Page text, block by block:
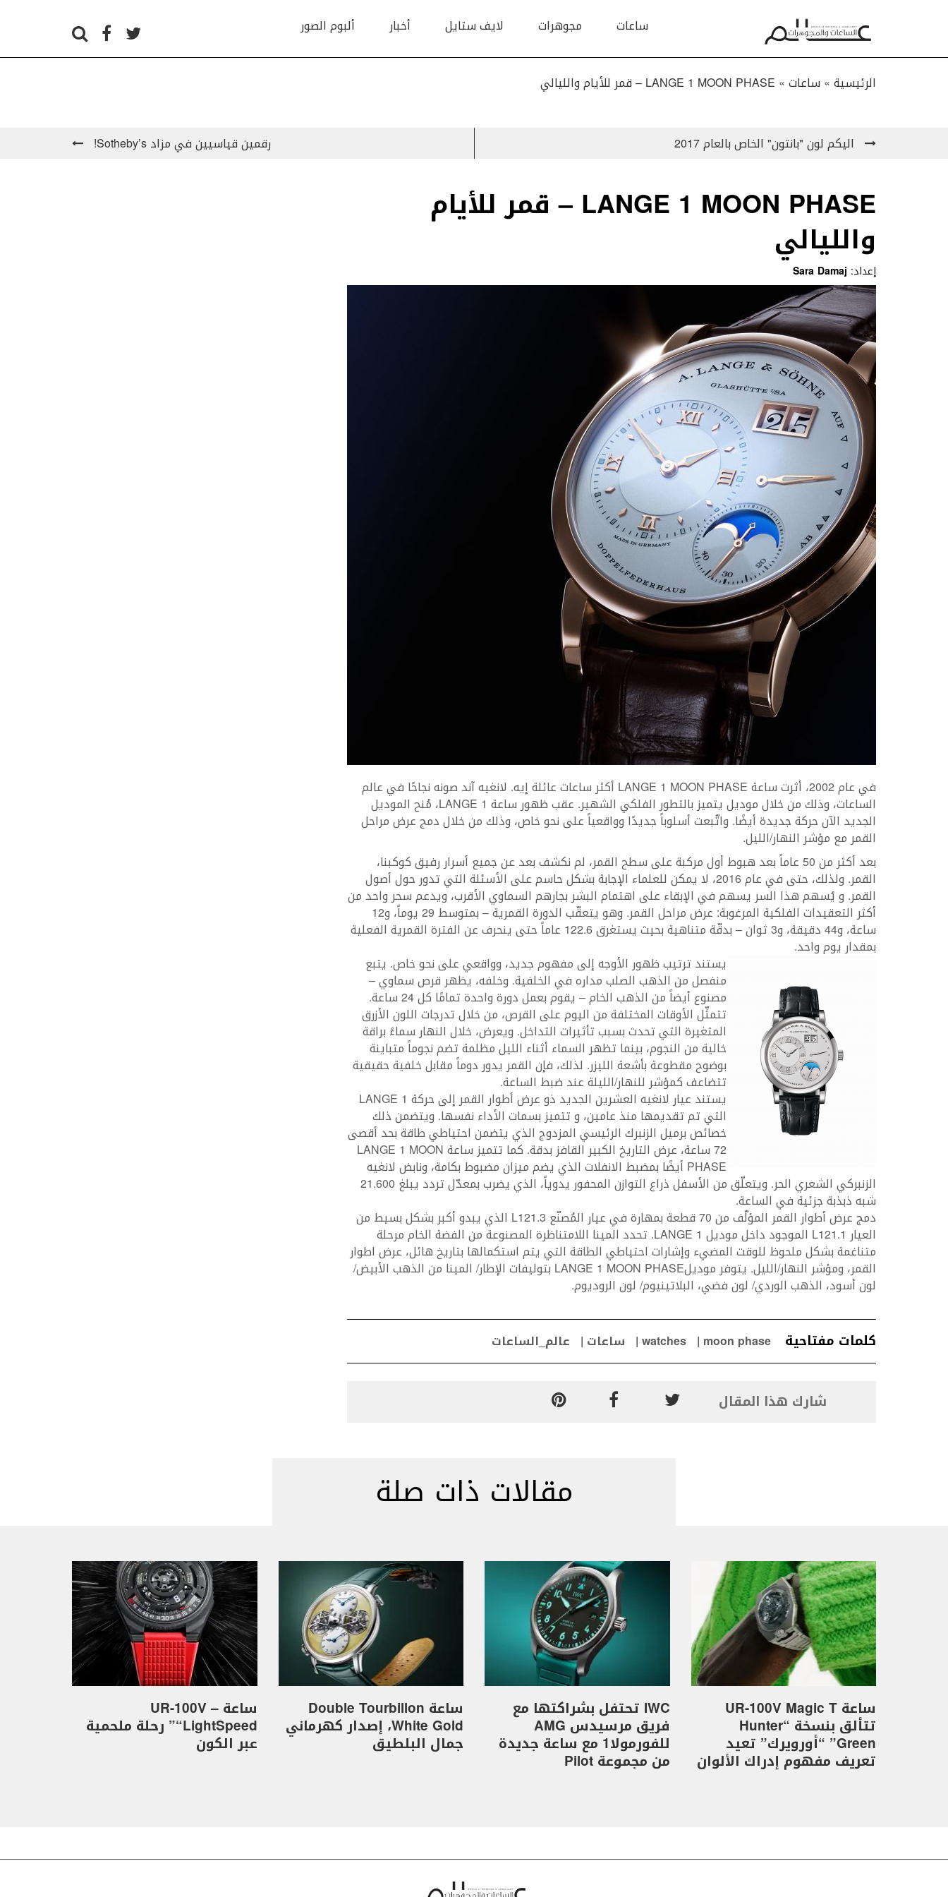
ساعات مجوهرات لايف ستايل أخبار ألبوم الصور
الرئيسية » ساعات» LANGE 1 MOON PHASE – قمر للأيام والليالي
اليكم لون "بانتون" الخاص بالعام 2017 رقمين قياسيين في مزاد Sotheby’s!
LANGE 1 MOON PHASE – قمر للأيام
والليالي
إعداد: Sara Damaj
في عام 2002، أثرت ساعة LANGE 1 MOON PHASE أكثر ساعات عائلة إيه. لانغيه آند صونه نجاحًا في عالم
الساعات، وذلك من خلال موديل يتميز بالتطور الفلكي الشهير. عقب ظهور ساعة LANGE 1، مُنح الموديل
الجديد الآن حركة جديدة أيضًا. واتّبعت أسلوباً جديدًا وواقعياً على نحو خاص، وذلك من خلال دمج عرض مراحل
القمر مع مؤشر النهار/الليل.
بعد أكثر من 50 عاماً بعد هبوط أول مركبة على سطح القمر، لم نكشف بعد عن جميع أسرار رفيق كوكبنا،
القمر. ولذلك، حتى في عام 2016، لا يمكن للعلماء الإجابة بشكل حاسم على الأسئلة التي تدور حول أصول
القمر. و يُسهم هذا السر يسهم في الإبقاء على اهتمام البشر بجارهم السماوي الأقرب، ويدعم سحر واحد من
أكثر التعقيدات الفلكية المرغوبة: عرض مراحل القمر. وهو يتعقّب الدورة القمرية – بمتوسط 29 يوماً، و12
ساعة، و44 دقيقة، و3 ثوان – بدقّة متناهية بحيث يستغرق 122.6 عاماً حتى ينحرف عن الفترة القمرية الفعلية
بمقدار يوم واحد.
يستند ترتيب ظهور الأوجه إلى مفهوم جديد، وواقعي على نحو خاص. يتبع
منفصل من الذهب الصلب مداره في الخلفية. وخلفه، يظهر قرص سماوي –
مصنوع أيضاً من الذهب الخام – يقوم بعمل دورة واحدة تمامًا كل 24 ساعة.
تتمثّل الأوقات المختلفة من اليوم على القرص، من خلال تدرجات اللون الأزرق
المتغيرة التي تحدث بسبب تأثيرات التداخل. ويعرض، خلال النهار سماءً براقة
خالية من النجوم، بينما تظهر السماء أثناء الليل مظلمة تضم نجوماً متباينة
بوضوح مقطوعة بأشعة الليزر. لذلك، فإن القمر يدور دوماً مقابل خلفية حقيقية
تتضاعف كمؤشر للنهار/الليلة عند ضبط الساعة.
يستند عيار لانغيه العشرين الجديد ذو عرض أطوار القمر إلى حركة LANGE 1
التي تم تقديمها منذ عامين، و تتميز بسمات الأداء نفسها. ويتضمن ذلك
خصائص برميل الزنبرك الرئيسي المزدوج الذي يتضمن احتياطي طاقة بحد أقصى
72 ساعة، عرض التاريخ الكبير القافز بدقة. كما تتميز ساعة LANGE 1 MOON
PHASE أيضًا بمضبط الانفلات الذي يضم ميزان مضبوط بكامة، ونابض لانغيه
الزنبركي الشعري الحر. ويتعلّق من الأسفل ذراع التوازن المحفور يدوياً، الذي يضرب بمعدّل تردد يبلغ 21.600
شبه ذبذبة جزئية في الساعة.
دمج عرض أطوار القمر المؤلّف من 70 قطعة بمهارة في عيار المُصنّع L121.3 الذي يبدو أكبر بشكل بسيط من
العيار L121.1 الموجود داخل موديل LANGE 1. تحدد المينا اللامتناظرة المصنوعة من الفضة الخام مرحلة
متناغمة بشكل ملحوظ للوقت المضيء وإشارات احتياطي الطاقة التي يتم استكمالها بتاريخ هائل، عرض اطوار
القمر، ومؤشر النهار/الليل. يتوفر موديلLANGE 1 MOON PHASE بتوليفات الإطار/ المينا من الذهب الأبيض/
لون أسود، الذهب الوردي/ لون فضي، البلاتينيوم/ لون الروديوم.
كلمات مفتاحية moon phase
watches ساعات عالم_الساعات
شارك هذا المقال
مقالات ذات صلة
ساعة UR-100V Magic T
تتألق بنسخة “Hunter
Green” “أورويرك” تعيد
تعريف مفهوم إدراك الألوان
IWC تحتفل بشراكتها مع
فريق مرسيدس AMG
للفورمولا1 مع ساعة جديدة
من مجموعة Pilot
ساعة Double Tourbillon
White Gold، إصدار كهرماني
جمال البلطيق
ساعة UR-100V –
“LightSpeed” رحلة ملحمية
عبر الكون